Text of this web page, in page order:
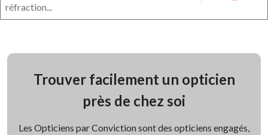
réfraction...
Trouver facilement un opticien
près de chez soi
Les Opticiens par Conviction sont des opticiens engagés,